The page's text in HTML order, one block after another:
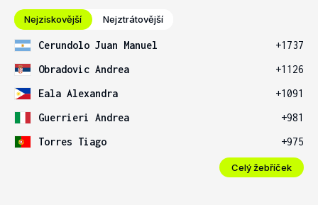
Nejziskovější Nejztrátovější
Cerundolo Juan Manuel
+1737
Obradovic Andrea
+1126
Eala Alexandra
+1091
Guerrieri Andrea
+981
Torres Tiago
+975
Celý žebříček